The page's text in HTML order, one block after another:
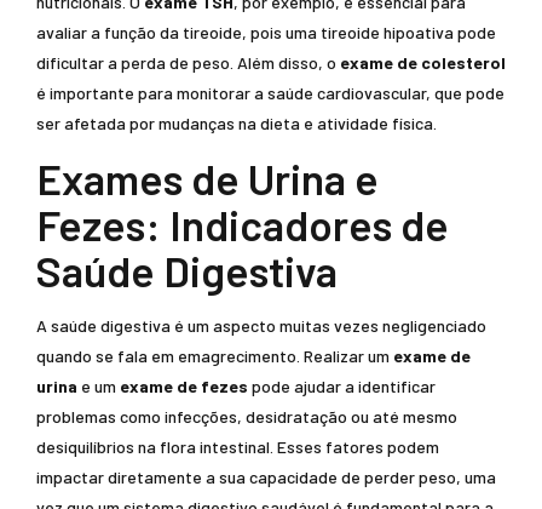
avaliar a função da tireoide, pois uma tireoide hipoativa pode
dificultar a perda de peso. Além disso, o exame de colesterol
é importante para monitorar a saúde cardiovascular, que pode
ser afetada por mudanças na dieta e atividade física.
Exames de Urina e
Fezes: Indicadores de
Saúde Digestiva
A saúde digestiva é um aspecto muitas vezes negligenciado
quando se fala em emagrecimento. Realizar um exame de
urina e um exame de fezes pode ajudar a identificar
problemas como infecções, desidratação ou até mesmo
desiquilíbrios na flora intestinal. Esses fatores podem
impactar diretamente a sua capacidade de perder peso, uma